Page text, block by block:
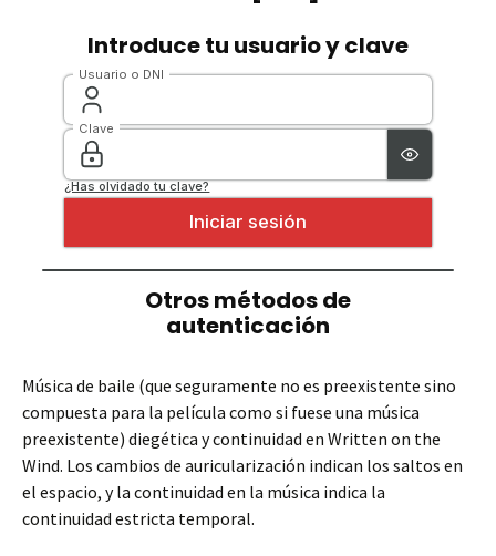
Música de baile (que seguramente no es preexistente sino
compuesta para la película como si fuese una música
preexistente) diegética y continuidad en Written on the
Wind. Los cambios de auricularización indican los saltos en
el espacio, y la continuidad en la música indica la
continuidad estricta temporal.